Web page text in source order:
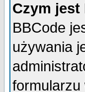
Czym jest
BBCode
używania
formularzu